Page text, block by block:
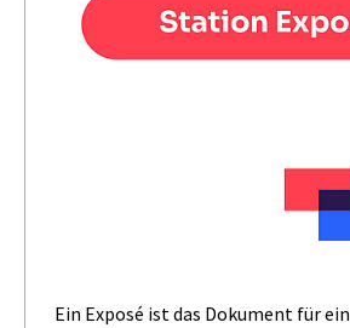
Ein Exposé ist das Dokument für ein